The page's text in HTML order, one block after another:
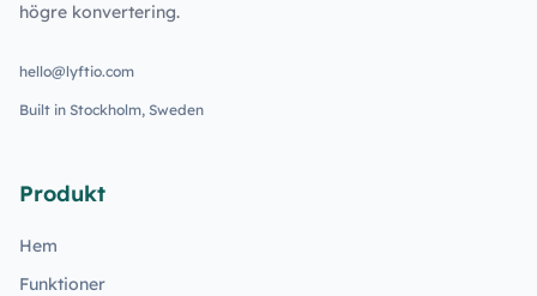
högre konvertering.
hello@lyftio.com
Built in Stockholm, Sweden
Produkt
Hem
Funktioner